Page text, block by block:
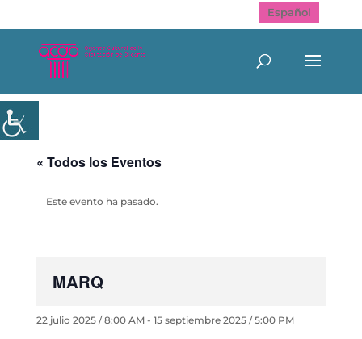
Español
« Todos los Eventos
Este evento ha pasado.
MARQ
22 julio 2025 / 8:00 AM- 15 septiembre 2025 / 5:00 PM